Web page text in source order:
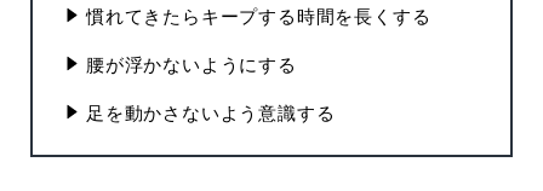
慣れてきたらキープする時間を長くする
腰が浮かないようにする
足を動かさないよう意識する